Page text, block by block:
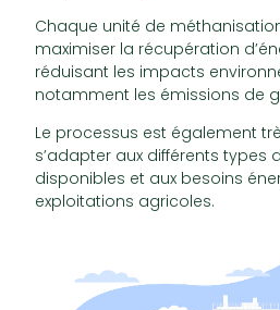
Chaque unité de
maximiser la récupération
réduisant les impacts
notamment les émissions de
Le processus est également
s’adapter aux différents types
disponibles et aux besoins
exploitations agricoles.